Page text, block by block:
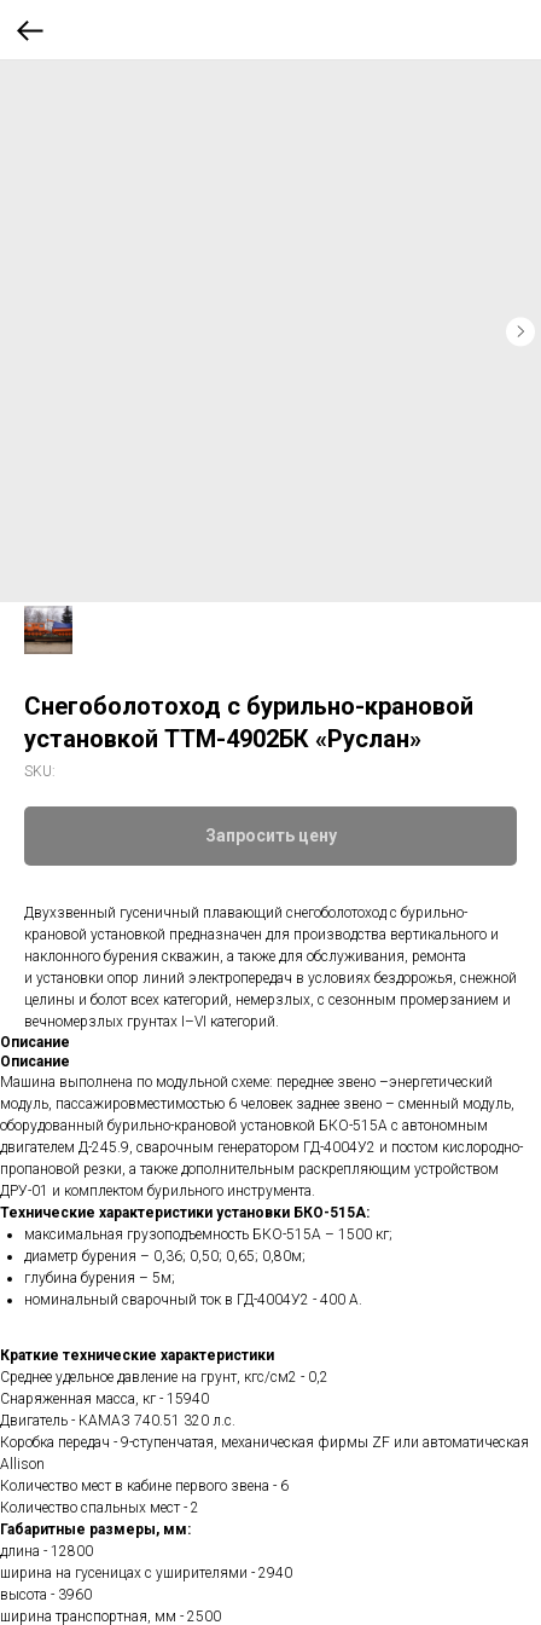
Снегоболотоход с бурильно-крановой
установкой ТТМ-4902БК «Руслан»
SKU:
Запросить цену
Двухзвенный гусеничный плавающий снегоболотоход с бурильно-
крановой установкой предназначен для производства вертикального и
наклонного бурения скважин, а также для обслуживания, ремонта
и установки опор линий электропередач в условиях бездорожья, снежной
целины и болот всех категорий, немерзлых, с сезонным промерзанием и
вечномерзлых грунтах I–VI категорий.
Описание
Описание
Машина выполнена по модульной схеме: переднее звено –энергетический
модуль, пассажировместимостью 6 человек заднее звено – сменный модуль,
оборудованный бурильно-крановой установкой БКО-515А с автономным
двигателем Д-245.9, сварочным генератором ГД-4004У2 и постом кислородно-
пропановой резки, а также дополнительным раскрепляющим устройством
ДРУ-01 и комплектом бурильного инструмента.
Технические характеристики установки БКО-515А:
максимальная грузоподъемность БКО-515А – 1500 кг;
диаметр бурения – 0,36; 0,50; 0,65; 0,80м;
глубина бурения – 5м;
номинальный сварочный ток в ГД-4004У2 - 400 А.
Краткие технические характеристики
Среднее удельное давление на грунт, кгс/см2 - 0,2
Снаряженная масса, кг - 15940
Двигатель - КАМАЗ 740.51 320 л.с.
Коробка передач - 9-ступенчатая, механическая фирмы ZF или автоматическая
Allison
Количество мест в кабине первого звена - 6
Количество спальных мест - 2
Габаритные размеры, мм:
длина - 12800
ширина на гусеницах с уширителями - 2940
высота - 3960
ширина транспортная, мм - 2500